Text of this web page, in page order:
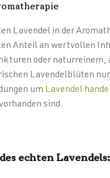
Lavendel in der
Anteil an wertvollen
oder naturreinem,
Lavendelblüten
um Lavendel
sind.
echten Lavendels: